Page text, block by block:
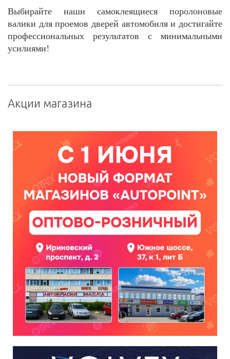
Выбирайте наши самоклеящиеся поролоновые
валики для проемов дверей автомобиля и достигайте
профессиональных результатов с минимальными
усилиями!
Акции магазина